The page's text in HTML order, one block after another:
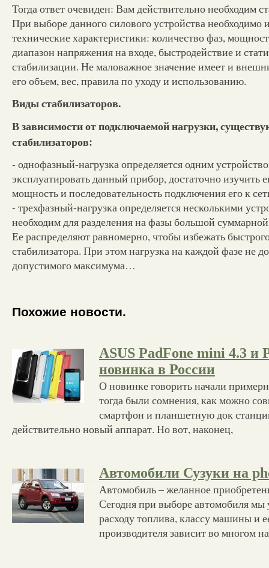
Тогда ответ очевиден: Вам действительно необходим
При выборе данного силового устройства необходимо
технические характеристики: количество фаз,
диапазон напряжения на входе, быстродействие и
стабилизации. Не маловажное значение имеет и
его объем, вес, правила по уходу и использованию.
Виды стабилизаторов.
В зависимости от подключаемой нагрузки,
стабилизаторов:
- однофазный-нагрузка определяется одним
эксплуатировать данный прибор, достаточно изучить
мощность и последовательность подключения его к
- трехфазный-нагрузка определяется несколькими
необходим для разделения на фазы большой
Ее распределяют равномерно, чтобы избежать
стабилизатора. При этом нагрузка на каждой фазе не
допустимого максимума…
Похожие новости.
ASUS PadFone mini 4.3 и
новинка в России
О новинке говорить начали
тогда были сомнения, как можно
смартфон и планшетную док
действительно новый аппарат. Но вот, наконец,
Автомобили Сузуки на
Автомобиль – желанное
Сегодня при выборе автомобиля мы
расходу топлива, классу машины и
производителя зависит во многом